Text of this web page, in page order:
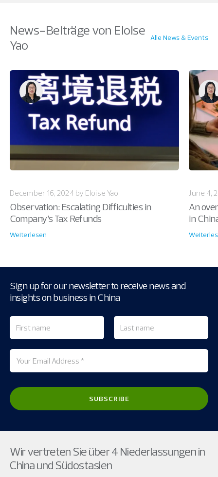
News-Beiträge von Eloise
Yao
Alle News & Events
December 16, 2024 by Eloise Yao
Observation: Escalating Difficulties in
Company’s Tax Refunds
Weiterlesen
June 4,
An
in
Sign up for our newsletter to receive news and
insights on business in China
Wir vertreten Sie über 4 Niederlassungen in
China und Südostasien